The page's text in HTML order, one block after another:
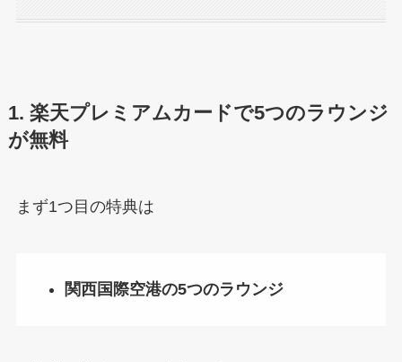
1. 楽天プレミアムカードで5つのラウンジ
が無料
まず1つ目の特典は
関西国際空港の5つのラウンジ